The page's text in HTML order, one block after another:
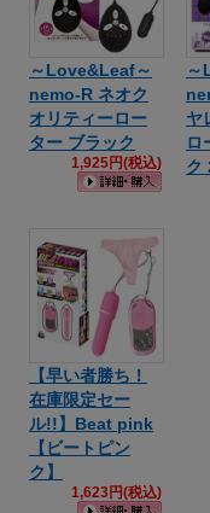
～Love&Leaf～
nemo-R ネオク
オリティーロー
ター ブラック
1,925円(税込)
ヤ
ロ
ク
【早い者勝ち！
在庫限定セー
ル!!】Beat pink
【ビートピン
ク】
1,623円(税込)